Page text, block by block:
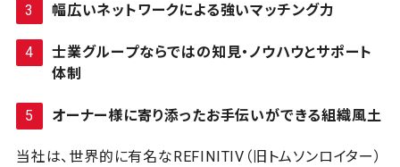
幅広いネットワークによる強いマッチング力
士業グループならではの知見・ノウハウとサポート
体制
オーナー様に寄り添ったお手伝いができる組織風土
当社は、世界的に有名なREFINITIV（旧トムソンロイター）